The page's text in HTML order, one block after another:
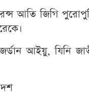
আতি জিগি
আইয়ু, যিনি